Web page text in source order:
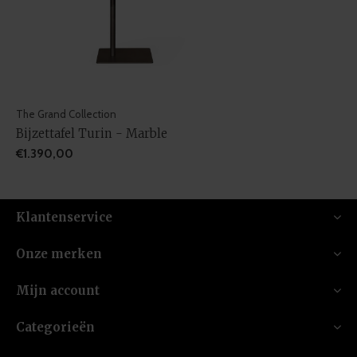
The Grand Collection
Bijzettafel Turin - Marble
€1.390,00
Klantenservice
Onze merken
Mijn account
Categorieën